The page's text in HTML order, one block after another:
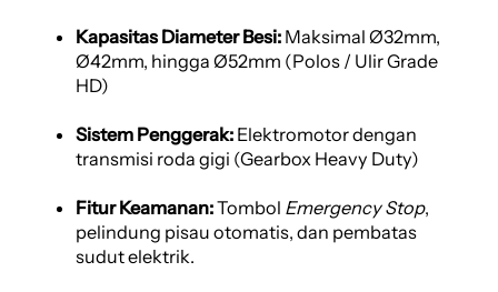
Kapasitas Diameter Besi: Maksimal Ø32mm,
Ø42mm, hingga Ø52mm (Polos / Ulir Grade
HD)
Sistem Penggerak: Elektromotor dengan
transmisi roda gigi (Gearbox Heavy Duty)
Fitur Keamanan:Tombol Emergency Stop,
pelindung pisau otomatis, dan pembatas
sudut elektrik.